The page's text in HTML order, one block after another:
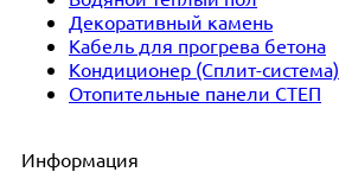
Декоративный камень
Кабель для прогрева бетона
Кондиционер (Сплит-система)
Отопительные панели СТЕП
Информация